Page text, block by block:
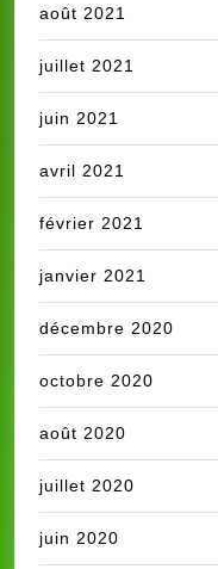
août 2021
juillet 2021
juin 2021
avril 2021
février 2021
janvier 2021
décembre 2020
octobre 2020
août 2020
juillet 2020
juin 2020